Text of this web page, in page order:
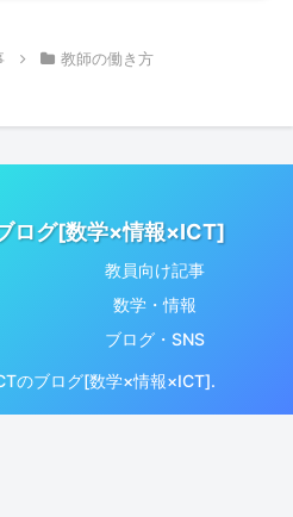
教師の働き方
ログ[数学×情報×ICT]
教員向け記事
数学・情報
ブログ・SNS
のブログ[数学×情報×ICT].